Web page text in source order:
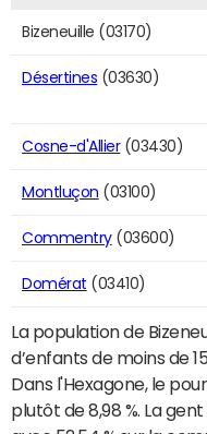
Bizeneuille (03170)
Désertines (03630)
Cosne-d'Allier(03430)
Montluçon (03100)
Commentry(03600)
Domérat (03410)
La population de
d’enfants de moins de
Dans l'Hexagone, le
plutôt de 8,98 %. La